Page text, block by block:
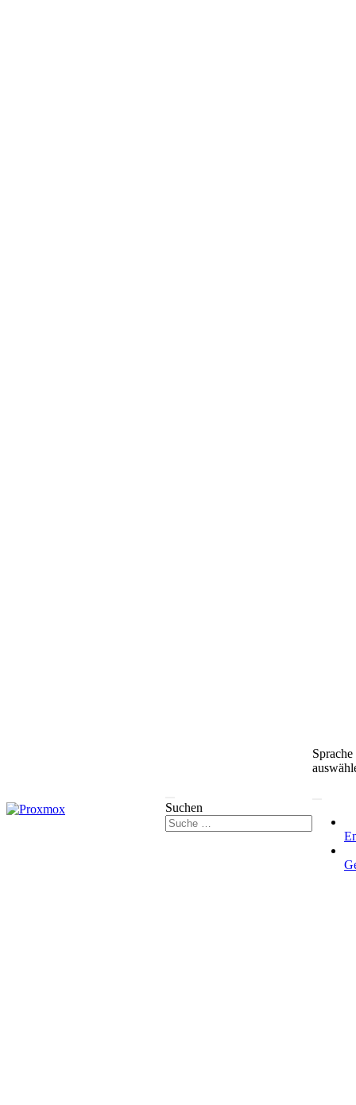
Suchen
Sprache